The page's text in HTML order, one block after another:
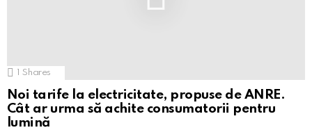
1 Shares
Noi tarife la electricitate, propuse de ANRE.
Cât ar urma să achite consumatorii pentru
lumină